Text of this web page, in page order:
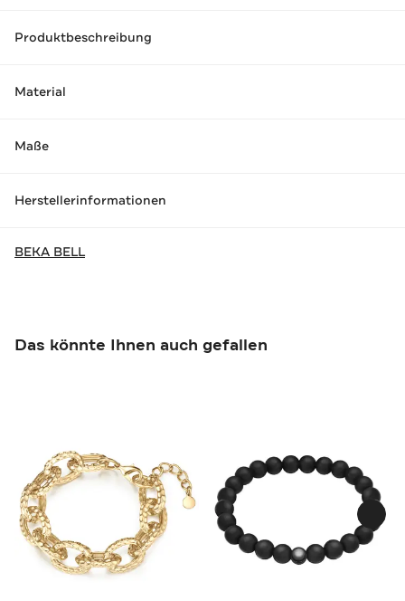
Produktbeschreibung
Material
Maße
Herstellerinformationen
BEKA BELL
Das könnte Ihnen auch gefallen